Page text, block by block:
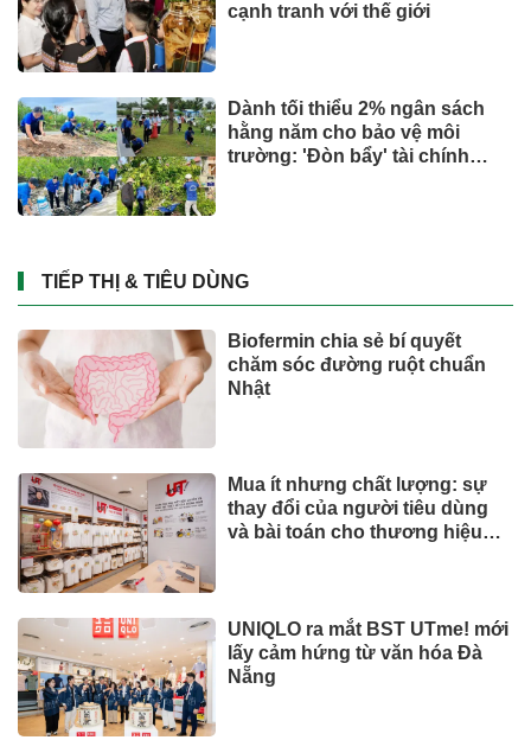
cạnh tranh với thế giới
Dành tối thiểu 2% ngân sách
hằng năm cho bảo vệ môi
trường: 'Đòn bẩy' tài chính
TIẾP THỊ & TIÊU DÙNG
Biofermin chia sẻ bí quyết
chăm sóc đường ruột chuẩn
Nhật
Mua ít nhưng chất lượng: sự
thay đổi của người tiêu dùng
và bài toán cho thương hiệu
UNIQLO ra mắt BST UTme! mới
lấy cảm hứng từ văn hóa Đà
Nẵng